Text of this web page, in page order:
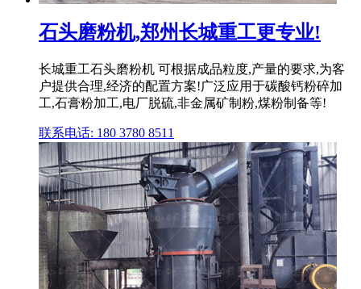
石头磨粉机,郑州长城重工更专业!
长城重工石头磨粉机 可根据成品粒度,产量的要求,为客
户提供合理,经济的配置方案!广泛应用于碳酸钙粉碎加
工,石膏粉加工,电厂脱硫,非金属矿制粉,煤粉制备等!
联系电话: 180 3780 8511